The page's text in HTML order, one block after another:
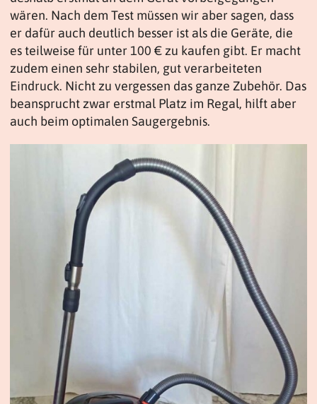
wären. Nach dem Test müssen wir aber sagen, dass
er dafür auch deutlich besser ist als die Geräte, die
es teilweise für unter 100 € zu kaufen gibt. Er macht
zudem einen sehr stabilen, gut verarbeiteten
Eindruck. Nicht zu vergessen das ganze Zubehör. Das
beansprucht zwar erstmal Platz im Regal, hilft aber
auch beim optimalen Saugergebnis.